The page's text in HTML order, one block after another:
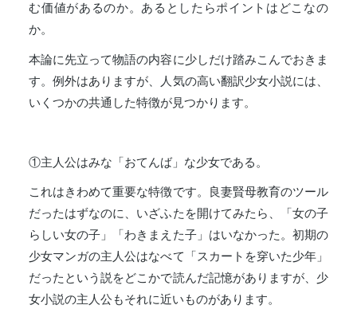
む価値があるのか。あるとしたらポイントはどこなの
か。
本論に先立って物語の内容に少しだけ踏みこんでおきま
す。例外はありますが、人気の高い翻訳少女小説には、
いくつかの共通した特徴が見つかります。
①主人公はみな「おてんば」な少女である。
これはきわめて重要な特徴です。良妻賢母教育のツール
だったはずなのに、いざふたを開けてみたら、「女の子
らしい女の子」「わきまえた子」はいなかった。初期の
少女マンガの主人公はなべて「スカートを穿いた少年」
だったという説をどこかで読んだ記憶がありますが、少
女小説の主人公もそれに近いものがあります。